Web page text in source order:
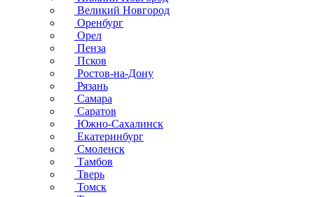
Великий Новгород
Оренбург
Орел
Пенза
Псков
Ростов-на-Дону
Рязань
Самара
Саратов
Южно-Сахалинск
Екатеринбург
Смоленск
Тамбов
Тверь
Томск